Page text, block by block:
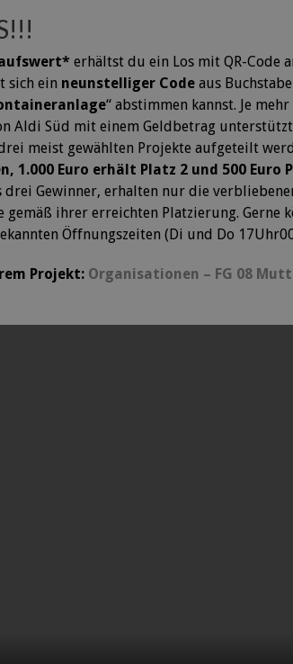
erhältst du ein Los mit QR-Code
sich ein neunstelliger Code aus
“ abstimmen kannst. Je
Aldi Süd mit einem Geldbetrag
meist gewählten Projekte aufgeteilt
1.000 Euro erhält Platz 2 und 500 Euro
drei Gewinner, erhalten nur die
gemäß ihrer erreichten Platzierung. Gerne
Öffnungszeiten (Di und Do
Projekt: Organisationen – FG 08